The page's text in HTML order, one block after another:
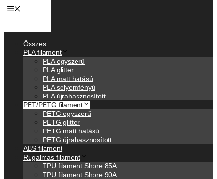
Összes
PLA filament
PLA egyszerű
PLA glitter
PLA matt hatású
PLA selyemfényű
PLA újrahasznosított
PET/PETG filament
PETG egyszerű
PETG glitter
PETG matt hatású
PETG újrahasznosított
ABS filament
Rugalmas filament
TPU filament Shore 85A
TPU filament Shore 90A